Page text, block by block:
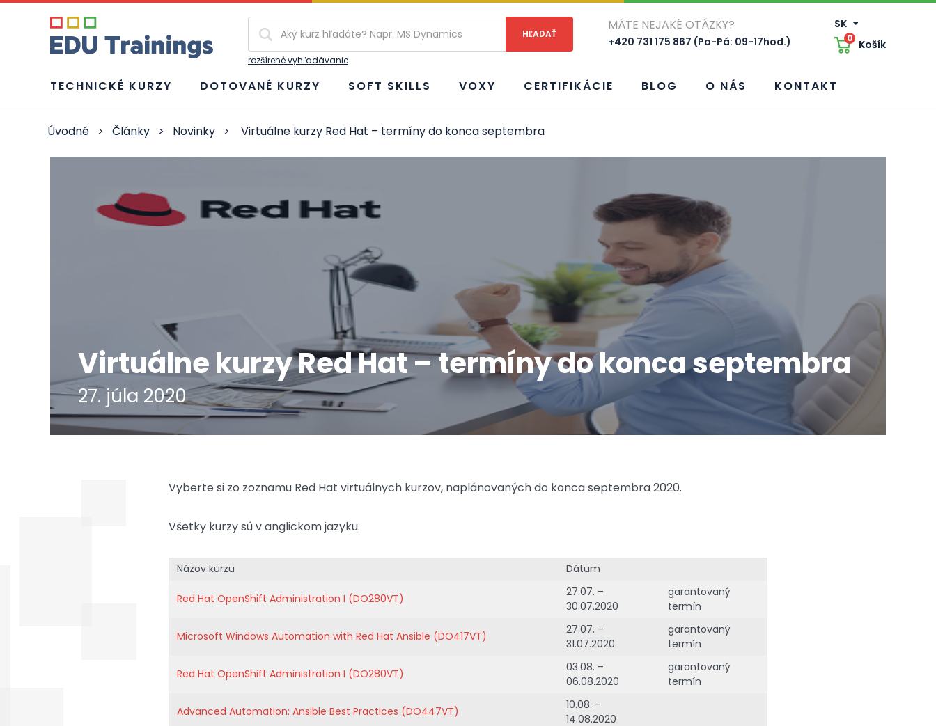
rozšírené vyhľadávanie
MÁTE NEJAKÉ OTÁZKY?
+420 731 175 867 (Po-Pá: 09-17hod.)
SK
0 Košík
TECHNICKÉ KURZY DOTOVANÉ KURZY SOFT SKILLS VOXY CERTIFIKÁCIE BLOG O NÁS KONTAKT
Úvodné > Články > Novinky > Virtuálne kurzy Red Hat – termíny do konca septembra
Virtuálne kurzy Red Hat – termíny do konca septembra
27. júla 2020
Vyberte si zo zoznamu Red Hat virtuálnych kurzov, naplánovaných do konca septembra 2020.
Všetky kurzy sú v anglickom jazyku.
Názov kurzu Dátum
Red Hat OpenShift Administration I (DO280VT)
27.07. –
30.07.2020
garantovaný
termín
Microsoft Windows Automation with Red Hat Ansible (DO417VT)
27.07. –
31.07.2020
garantovaný
termín
Red Hat OpenShift Administration I (DO280VT)
03.08. –
06.08.2020
garantovaný
termín
Advanced Automation: Ansible Best Practices (DO447VT)
10.08. –
14.08.2020